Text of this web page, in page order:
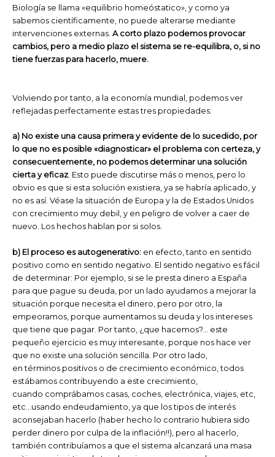
Biología se llama «equilibrio homeóstatico», y como ya
sabemos científicamente, no puede alterarse mediante
intervenciones externas. A corto plazo podemos provocar
cambios, pero a medio plazo el sistema se re-equilibra, o, si no
tiene fuerzas para hacerlo, muere.
Volviendo por tanto, a la economía mundial, podemos ver
reflejadas perfectamente estas tres propiedades:
a) No existe una causa primera y evidente de lo sucedido, por
lo que no es posible «diagnosticar» el problema con certeza, y
consecuentemente, no podemos determinar una solución
cierta y eficaz. Esto puede discutirse más o menos, pero lo
obvio es que si esta solución existiera, ya se habría aplicado, y
no es así. Véase la situación de Europa y la de Estados Unidos
con crecimiento muy debil, y en peligro de volver a caer de
nuevo. Los hechos hablan por si solos.
b) El proceso es autogenerativo: en efecto, tanto en sentido
positivo como en sentido negativo. El sentido negativo es fácil
de determinar: Por ejemplo, si se le presta dinero a España
para que pague su deuda, por un lado ayudamos a mejorar la
situación porque necesita el dinero, pero por otro, la
empeoramos, porque aumentamos su deuda y los intereses
que tiene que pagar. Por tanto, ¿que hacemos?… este
pequeño ejercicio es muy interesante, porque nos hace ver
que no existe una solución sencilla. Por otro lado,
en términos positivos o de crecimiento económico, todos
estábamos contribuyendo a este crecimiento,
cuando comprábamos casas, coches, electrónica, viajes, etc,
etc…usando endeudamiento, ya que los tipos de interés
aconsejaban hacerlo (haber hecho lo contrario hubiera sido
perder dinero por culpa de la inflación!!), pero al hacerlo,
también contribuíamos a que el sistema alcanzará una masa